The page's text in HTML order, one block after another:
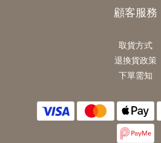
顧客服務
取貨方式
退換貨政策
下單需知